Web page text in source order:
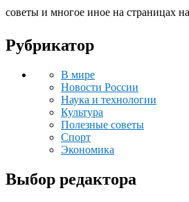
советы и многое иное на страницах
Рубрикатор
В мире
Новости России
Наука и технологии
Культура
Полезные советы
Спорт
Экономика
Выбор редактора